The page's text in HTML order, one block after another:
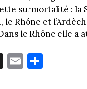
surmortalité : la
le Rhône et
le Rhône elle a
X E
m